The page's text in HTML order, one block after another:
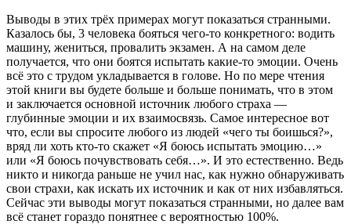
Выводы в этих трёх примерах могут показаться странными.
Казалось бы, 3 человека бояться чего-то конкретного: водить
машину, жениться, провалить экзамен. А на самом деле
получается, что они боятся испытать какие-то эмоции. Очень
всё это с трудом укладывается в голове. Но по мере чтения
этой книги вы будете больше и больше понимать, что в этом
и заключается основной источник любого страха —
глубинные эмоции и их взаимосвязь. Самое интересное вот
что, если вы спросите любого из людей «чего ты боишься?»,
вряд ли хоть кто-то скажет «Я боюсь испытать эмоцию…»
или «Я боюсь почувствовать себя…». И это естественно. Ведь
никто и никогда раньше не учил нас, как нужно обнаруживать
свои страхи, как искать их источник и как от них избавляться.
Сейчас эти выводы могут показаться странными, но далее вам
всё станет гораздо понятнее с вероятностью 100%.